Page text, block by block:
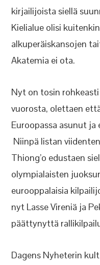
kirjailijoista siellä
Kielialue olisi
alkuperäiskansojen
Akatemia ei ota.
Nyt on tosin
vuorosta, olettaen
Euroopassa asunut
Niinpä listan
Thiong’o edustaen
olympialaisten
eurooppalaisia
nyt Lasse Vireniä ja
päättynyttä
Dagens Nyheterin